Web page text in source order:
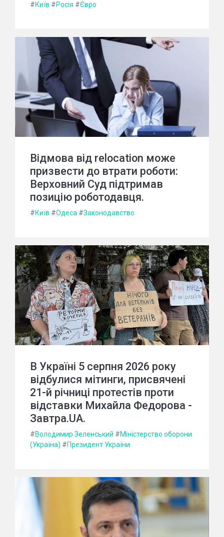
#Київ #Росія #Євро
Відмова від relocation може
призвести до втрати роботи:
Верховний Суд підтримав
позицію роботодавця.
#Київ #Одеса #Законодавство
В Україні 5 серпня 2026 року
відбулися мітинги, присвячені
21-й річниці протестів проти
відставки Михайла Федорова -
Завтра.UA.
#Володимир Зеленський #Міністерство оборони
(Україна) #Президент України